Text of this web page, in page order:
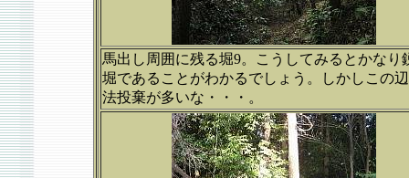
馬出し周囲に残る堀9。こうしてみるとかなり
堀であることがわかるでしょう。しかしこの
法投棄が多いな・・・。